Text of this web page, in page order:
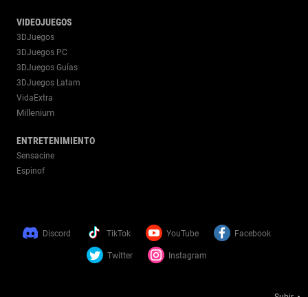
VIDEOJUEGOS
3DJuegos
3DJuegos PC
3DJuegos Guías
3DJuegos Latam
VidaExtra
Millenium
ENTRETENIMIENTO
Sensacine
Espinof
Discord TikTok YouTube Facebook
Twitter Instagram